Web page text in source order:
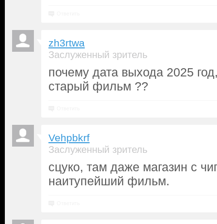
zh3rtwa
Заслуженный зритель
почему дата выхода 2025
старый фильм ??
Vehpbkrf
Заслуженный зритель
сцуко, там даже магазин с
наитупейший фильм.